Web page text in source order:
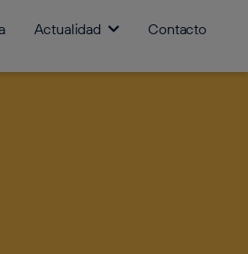
Actualidad Contacto